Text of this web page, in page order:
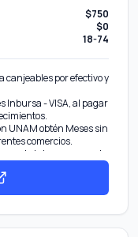
$750
$0
18-74
canjeables por efectivo y
Inbursa - VISA, al pagar
UNAM obtén Meses sin
comercios.
Inbursa por cada
Efectivo:
podrás abonar al
Rewards, Vuelos,
comerciales al
UNAM en